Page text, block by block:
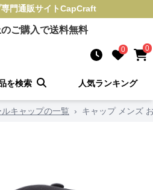
専門通販サイトCapCraft
のご購入で送料無料
0 0
を検索 人気ランキング
キャップの一覧 › キャップ メンズ